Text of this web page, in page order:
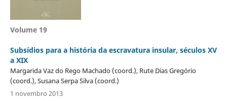
Volume 19
Subsídios para a história da escravatura insular, séculos XV
a XIX
Margarida Vaz do Rego Machado (coord.), Rute Dias Gregório
(coord.), Susana Serpa Silva (coord.)
1 novembro 2013